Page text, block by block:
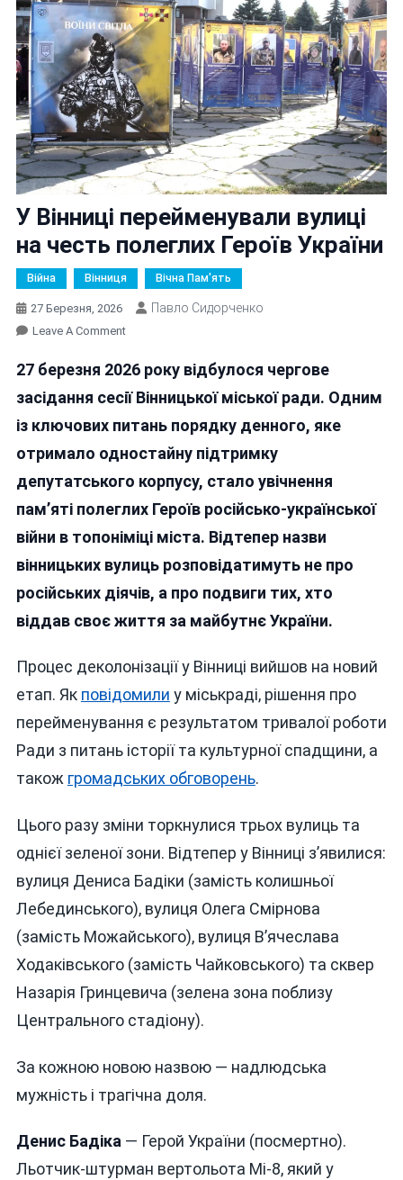
У Вінниці перейменували вулиці
на честь полеглих Героїв України
Війна Вінниця Вічна Пам'ять
27 Березня, 2026 Павло Сидорченко
Leave A CommentOn
Вінниці
Перейменували
На
Честь
Героїв
України
27 березня 2026 року відбулося чергове
засідання сесії Вінницької міської ради. Одним
із ключових питань порядку денного, яке
отримало одностайну підтримку
депутатського корпусу, стало увічнення
пам’яті полеглих Героїв російсько-української
війни в топоніміці міста. Відтепер назви
вінницьких вулиць розповідатимуть не про
російських діячів, а про подвиги тих, хто
віддав своє життя за майбутнє України.
Процес деколонізації у Вінниці вийшов на новий
етап. Як повідомили у міськраді, рішення про
перейменування є результатом тривалої роботи
Ради з питань історії та культурної спадщини, а
також громадських обговорень.
Цього разу зміни торкнулися трьох вулиць та
однієї зеленої зони. Відтепер у Вінниці з’явилися:
вулиця Дениса Бадіки (замість колишньої
Лебединського), вулиця Олега Смірнова
(замість Можайського), вулиця В’ячеслава
Ходаківського (замість Чайковського) та сквер
Назарія Гринцевича (зелена зона поблизу
Центрального стадіону).
За кожною новою назвою — надлюдська
мужність і трагічна доля.
Денис Бадіка— Герой України (посмертно).
Льотчик-штурман вертольота Мі-8, який у